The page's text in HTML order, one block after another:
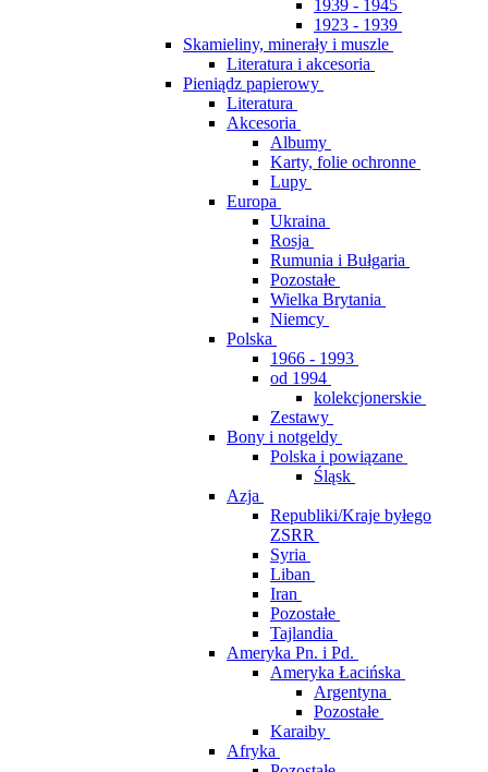
1939 - 1945
1923 - 1939
Skamieliny, minerały i muszle
Literatura i akcesoria
Pieniądz papierowy
Literatura
Akcesoria
Albumy
Karty, folie ochronne
Lupy
Europa
Ukraina
Rosja
Rumunia i Bułgaria
Pozostałe
Wielka Brytania
Niemcy
Polska
1966 - 1993
od 1994
kolekcjonerskie
Zestawy
Bony i notgeldy
Polska i powiązane
Śląsk
Azja
Republiki/Kraje byłego
ZSRR
Syria
Liban
Iran
Pozostałe
Tajlandia
Ameryka Pn. i Pd.
Ameryka Łacińska
Argentyna
Pozostałe
Karaiby
Afryka